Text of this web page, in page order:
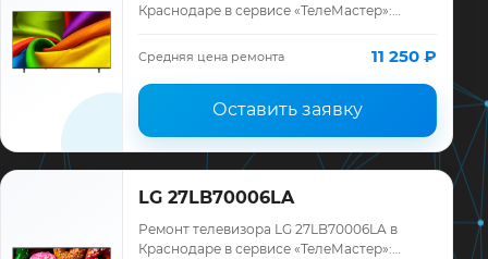
Краснодаре в сервисе «ТелеМастер»:
запчасти и гарантия до 12 месяцев.
Средняя цена ремонта 11 250 ₽
Оставить заявку
LG 27LB70006LA
Ремонт телевизора LG 27LB70006LA в
Краснодаре в сервисе «ТелеМастер»: